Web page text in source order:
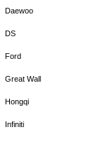
Daewoo
DS
Ford
Great Wall
Hongqi
Infiniti